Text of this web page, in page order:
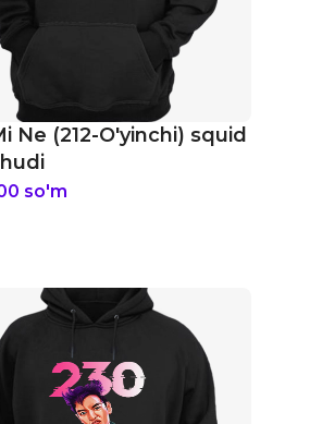
Ne (212-O'yinchi) squid
so'm